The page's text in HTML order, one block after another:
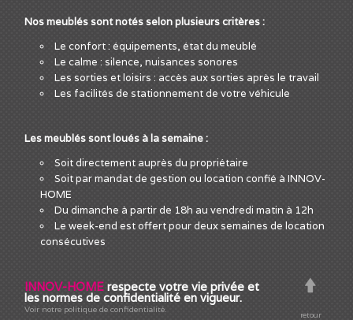
Nos meublés sont notés selon plusieurs critères :
Le confort : équipements, état du meublé
Le calme : silence, nuisances sonores
Les sorties et loisirs : accès aux sorties après le travail
Les facilités de stationnement de votre véhicule
Les meublés sont loués à la semaine :
Soit directement auprès du propriétaire
Soit par mandat de gestion ou location confié à INNOV-
HOME
Du dimanche à partir de 18h au vendredi matin à 12h
Le week-end est offert pour deux semaines de location
consécutives
INNOV-HOME respecte votre vie privée et
les normes de confidentialité en vigueur.
Voir notre politique de confidentialité.
retour